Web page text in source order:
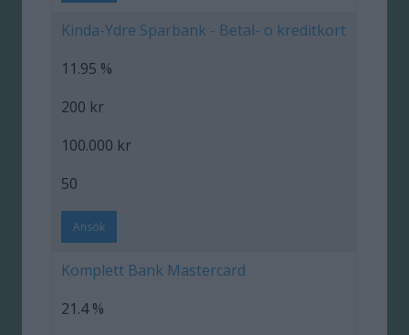
Kinda-Ydre Sparbank - Betal- o kreditkort
11.95 %
200 kr
100.000 kr
50
Ansök
Komplett Bank Mastercard
21.4 %